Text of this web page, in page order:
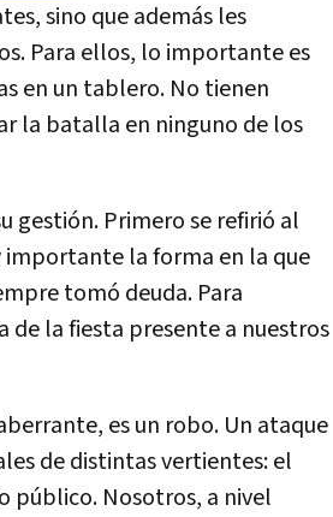
sino que además les
Para ellos, lo importante es
en un tablero. No tienen
la batalla en ninguno de los
gestión. Primero se refirió al
importante la forma en la que
tomó deuda. Para
de la fiesta presente a nuestros
es un robo. Un ataque
de distintas vertientes: el
público. Nosotros, a nivel